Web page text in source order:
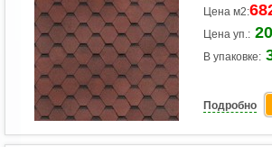
Цена м2:
Цена уп.:
В упаковке:
Подробно